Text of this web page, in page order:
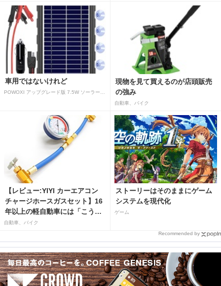
車用ではないけれど
現物を見て買えるのが店頭販売
の強み
自動車、バイク
【レビュー:YIYI カーエアコン
チャージホースガスセット】16
年以上の軽自動車には「こうか
はばつぐんだ」が…
自動車、バイク
ストーリーはそのままにゲーム
システムを現代化
ゲーム
Recommended by